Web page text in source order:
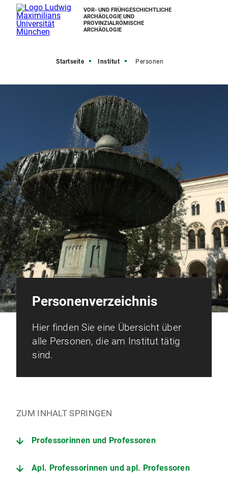
VOR- UND FRÜHGESCHICHTLICHE
ARCHÄOLOGIE UND
PROVINZIALRÖMISCHE
ARCHÄOLOGIE
Startseite Institut Personen
Personenverzeichnis
Hier finden Sie eine Übersicht über
alle Personen, die am Institut tätig
sind.
ZUM INHALT SPRINGEN
Professorinnen und Professoren
Apl. Professorinnen und apl. Professoren